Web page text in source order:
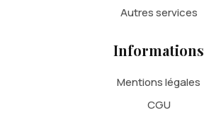
Autres services
Informations
Mentions légales
CGU